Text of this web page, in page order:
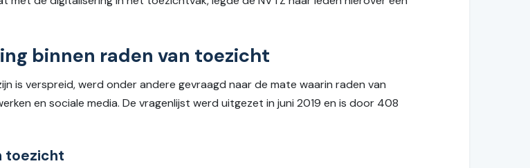
binnen raden van toezicht
is verspreid, werd onder andere gevraagd naar de mate waarin raden van
en sociale media. De vragenlijst werd uitgezet in juni 2019 en is door 408
toezicht